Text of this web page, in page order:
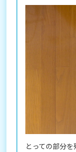
とっての部分